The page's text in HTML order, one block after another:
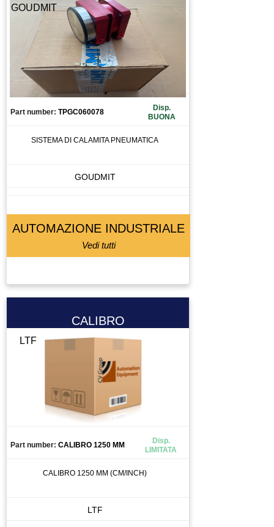
GOUDMIT
Part number: TPGC060078
Disp.
BUONA
SISTEMA DI CALAMITA PNEUMATICA
GOUDMIT
AUTOMAZIONE INDUSTRIALE
Vedi tutti
CALIBRO
LTF
Part number: CALIBRO 1250 MM
Disp.
LIMITATA
CALIBRO 1250 MM (CM/INCH)
LTF